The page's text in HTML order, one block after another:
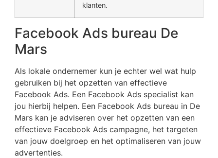
klanten.
Facebook Ads bureau De
Mars
Als lokale ondernemer kun je echter wel wat hulp
gebruiken bij het opzetten van effectieve
Facebook Ads. Een Facebook Ads specialist kan
jou hierbij helpen. Een Facebook Ads bureau in De
Mars kan je adviseren over het opzetten van een
effectieve Facebook Ads campagne, het targeten
van jouw doelgroep en het optimaliseren van jouw
advertenties.